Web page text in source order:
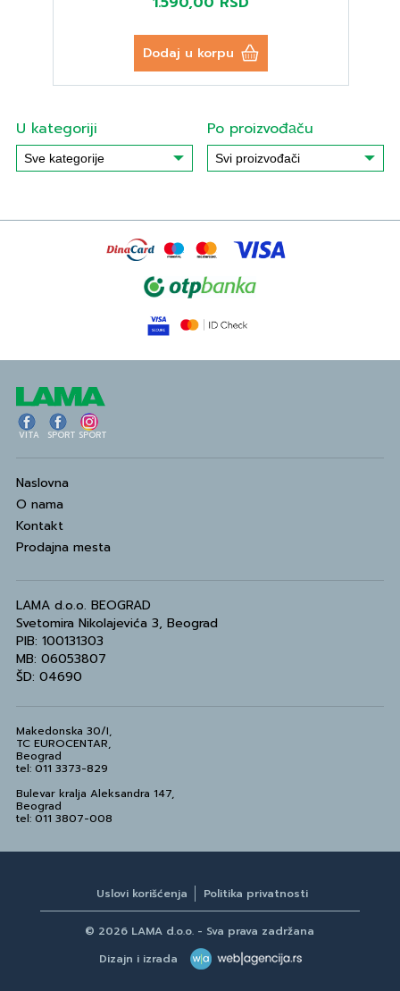
Dodaj u korpu
U kategoriji Po proizvođаču
VITA SPORT SPORT
Naslovna
O nama
Kontakt
Prodajna mesta
LAMA d.o.o. BEOGRAD
Svetomira Nikolajevića 3, Beograd
PIB: 100131303
MB: 06053807
ŠD: 04690
Makedonska 30/I,
TC EUROCENTAR,
Beograd
tel: 011 3373-829
Bulevar kralja Aleksandra 147,
Beograd
tel: 011 3807-008
© 2026 LAMA d.o.o. - Sva prava zadržana
Uslovi korišćenja Politika privatnosti
Dizajn i izrada